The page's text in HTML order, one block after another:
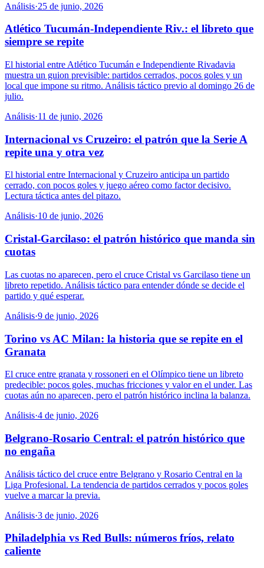
Análisis·25 de junio, 2026
Atlético Tucumán-Independiente Riv.: el libreto que
siempre se repite
El historial entre Atlético Tucumán e Independiente Rivadavia
muestra un guion previsible: partidos cerrados, pocos goles y un
local que impone su ritmo. Análisis táctico previo al domingo 26 de
julio.
Análisis·11 de junio, 2026
Internacional vs Cruzeiro: el patrón que la Serie A
repite una y otra vez
El historial entre Internacional y Cruzeiro anticipa un partido
cerrado, con pocos goles y juego aéreo como factor decisivo.
Lectura táctica antes del pitazo.
Análisis·10 de junio, 2026
Cristal-Garcilaso: el patrón histórico que manda sin
cuotas
Las cuotas no aparecen, pero el cruce Cristal vs Garcilaso tiene un
libreto repetido. Análisis táctico para entender dónde se decide el
partido y qué esperar.
Análisis·9 de junio, 2026
Torino vs AC Milan: la historia que se repite en el
Granata
El cruce entre granata y rossoneri en el Olímpico tiene un libreto
predecible: pocos goles, muchas fricciones y valor en el under. Las
cuotas aún no aparecen, pero el patrón histórico inclina la balanza.
Análisis·4 de junio, 2026
Belgrano-Rosario Central: el patrón histórico que
no engaña
Análisis táctico del cruce entre Belgrano y Rosario Central en la
Liga Profesional. La tendencia de partidos cerrados y pocos goles
vuelve a marcar la previa.
Análisis·3 de junio, 2026
Philadelphia vs Red Bulls: números fríos, relato
caliente